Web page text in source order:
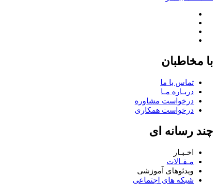
با مخاطبان
تماس با ما
دربـاره مـا
درخواست مشاوره
درخواست همکاری
چند رسانه ای
اخـبـار
مـقـالات
ویدئوهای آموزشی
شبکه های اجتماعی